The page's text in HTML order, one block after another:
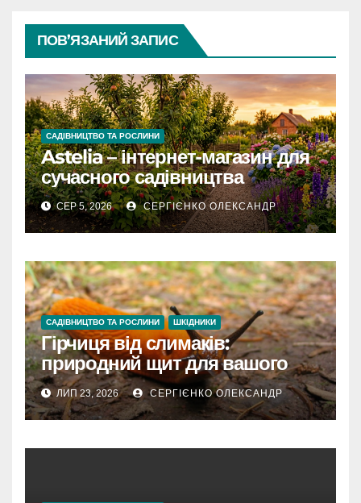
ПОВ’ЯЗАНИЙ ЗАПИС
САДІВНИЦТВО ТА РОСЛИНИ
Astelia – інтернет-магазин для
сучасного садівництва
СЕР 5, 2026 СЕРГІЄНКО ОЛЕКСАНДР
САДІВНИЦТВО ТА РОСЛИНИ ШКІДНИКИ
Гірчиця від слимаків:
природний щит для вашого
городу
ЛИП 23, 2026 СЕРГІЄНКО ОЛЕКСАНДР